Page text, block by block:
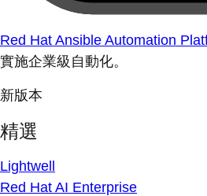
Red Hat Ansible Automation
實施企業級自動化。
新版本
精選
Lightwell
Red Hat AI Enterprise